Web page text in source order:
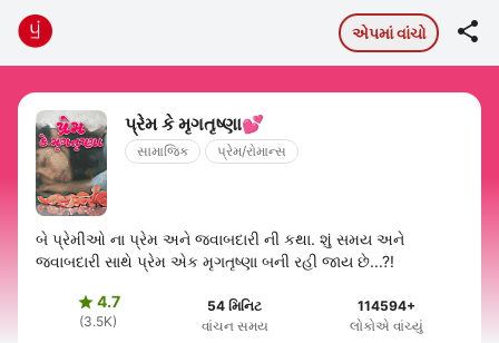
એપમાં વાંચો 
પ્રેમ કે મૃગતૃષ્ણા💕
સામાજિક પ્રેમ/રોમાન્સ
બે પ્રેમીઓ ના પ્રેમ અને જવાબદારી ની કથા. શું સમય અને
જવાબદારી સાથે પ્રેમ એક મૃગતૃષ્ણા બની રહી જાય છે...?!
4.7
(3.5K)
54 મિનિટ
વાંચન સમય
114594+
લોકોએ વાંચ્યું